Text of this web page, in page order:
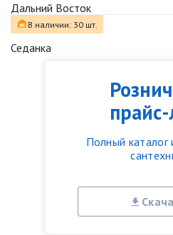
Полный каталог
Дальний Восток
В наличии: 30 шт.
Седанка